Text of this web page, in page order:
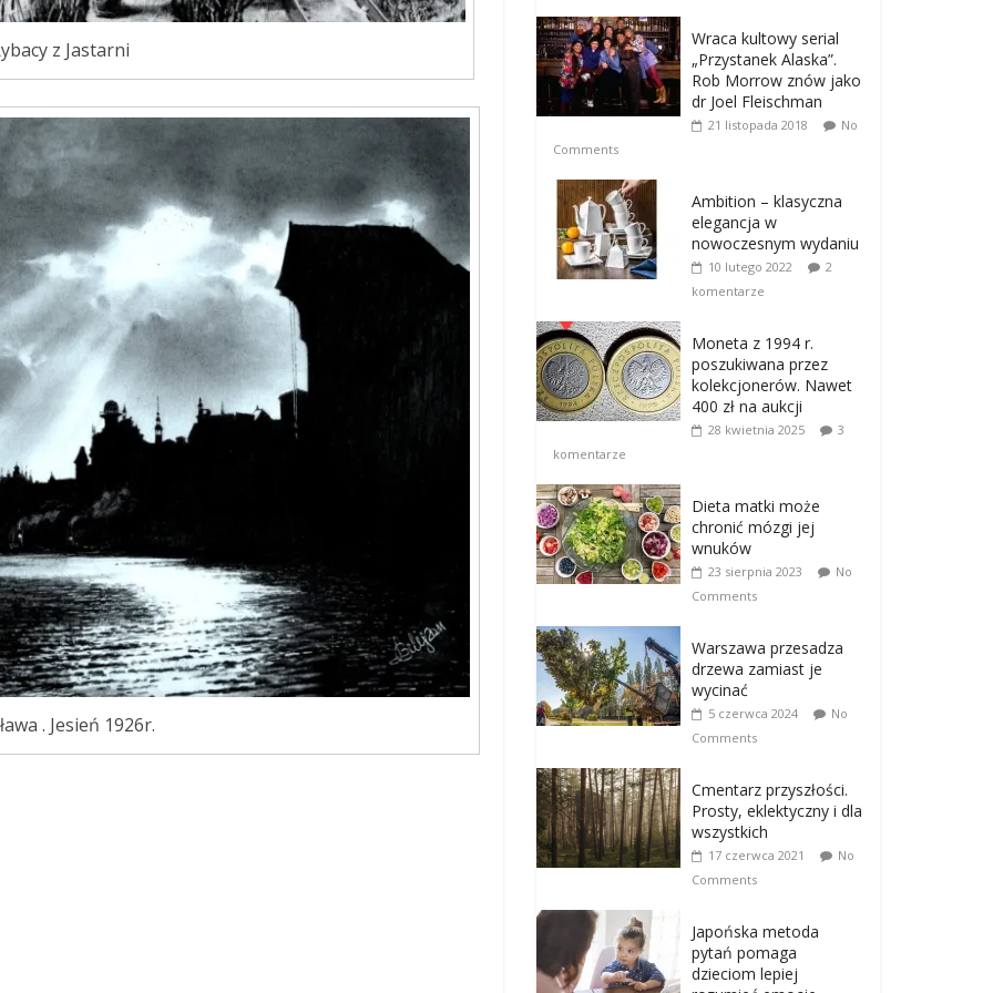
z Jastarni
. Jesień 1926r.
Wraca kultowy serial
„Przystanek Alaska”.
Rob Morrow znów jako
dr Joel Fleischman
21 listopada 2018
No
Comments
Ambition – klasyczna
elegancja w
nowoczesnym wydaniu
10 lutego 2022
2
komentarze
Moneta z 1994 r.
poszukiwana przez
kolekcjonerów. Nawet
400 zł na aukcji
28 kwietnia 2025
3
komentarze
Dieta matki może
chronić mózgi jej
wnuków
23 sierpnia 2023
No
Comments
Warszawa przesadza
drzewa zamiast je
wycinać
5 czerwca 2024
No
Comments
Cmentarz przyszłości.
Prosty, eklektyczny i dla
wszystkich
17 czerwca 2021
No
Comments
Japońska metoda
pytań pomaga
dzieciom lepiej